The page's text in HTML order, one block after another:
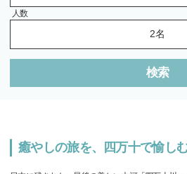
人数
検索
癒やしの旅を、四万十で愉しむ